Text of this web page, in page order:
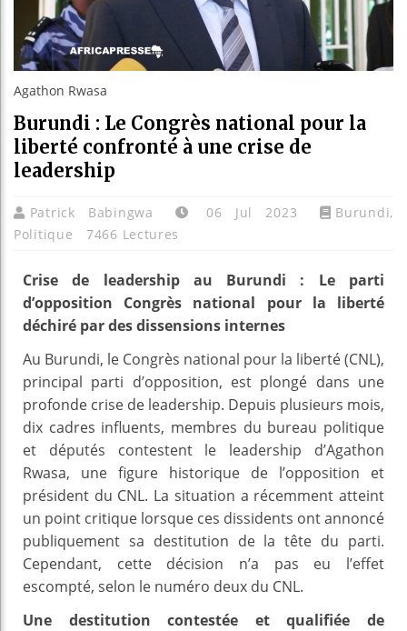
Agathon Rwasa
Burundi : Le Congrès national pour la
liberté confronté à une crise de
leadership
Patrick Babingwa 06 Jul 2023 Burundi,
Politique
7466 Lectures
Crise de leadership au Burundi : Le parti
d’opposition Congrès national pour la liberté
déchiré par des dissensions internes
Au Burundi, le Congrès national pour la liberté (CNL),
principal parti d’opposition, est plongé dans une
profonde crise de leadership. Depuis plusieurs mois,
dix cadres influents, membres du bureau politique
et députés contestent le leadership d’Agathon
Rwasa, une figure historique de l’opposition et
président du CNL. La situation a récemment atteint
un point critique lorsque ces dissidents ont annoncé
publiquement sa destitution de la tête du parti.
Cependant, cette décision n’a pas eu l’effet
escompté, selon le numéro deux du CNL.
Une destitution contestée et qualifiée de